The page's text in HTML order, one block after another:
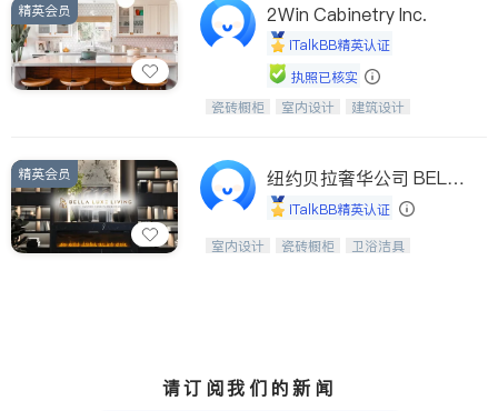
精英会员 2Win Cabinetry Inc.
iTalkBB精英认证
执照已核实
中华橱柜石材公司以实惠的价格提供实
水槽、水龙头与抽油烟机。品质厨房，
家的选择。
瓷砖橱柜 室内设计
建筑设计
精英会员
纽约贝拉奢华公司 BELL
A LUXE
iTalkBB精英认证
设计、制造、安装一体化，打造高端定
室内设计 瓷砖橱柜
卫浴洁具
请订阅我们的新闻